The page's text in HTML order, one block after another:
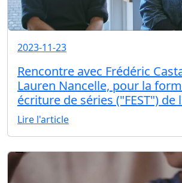
2023-11-23
Rencontre avec Frédéric
Lauren Nancelle, pour la
écriture de séries ("FEST") de
Lire l'article